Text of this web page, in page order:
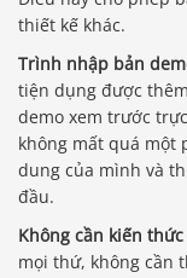
thiết kế khác.
Trình nhập bản
tiện dụng được
demo xem trước
không mất quá một
dung của mình và
đầu.
Không cần kiến
mọi thứ, không cần